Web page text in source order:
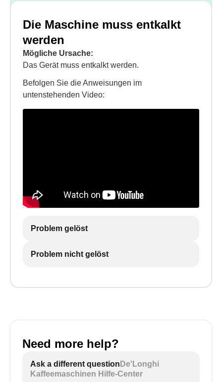
Die Maschine muss entkalkt
werden
Mögliche Ursache:
Das Gerät muss entkalkt werden.
Befolgen Sie die Anweisungen im
untenstehenden Video:
Problem gelöst
Problem nicht gelöst
Need more help?
Ask a different question De'Longhi
Kaffeemaschinen Hilfe-Center